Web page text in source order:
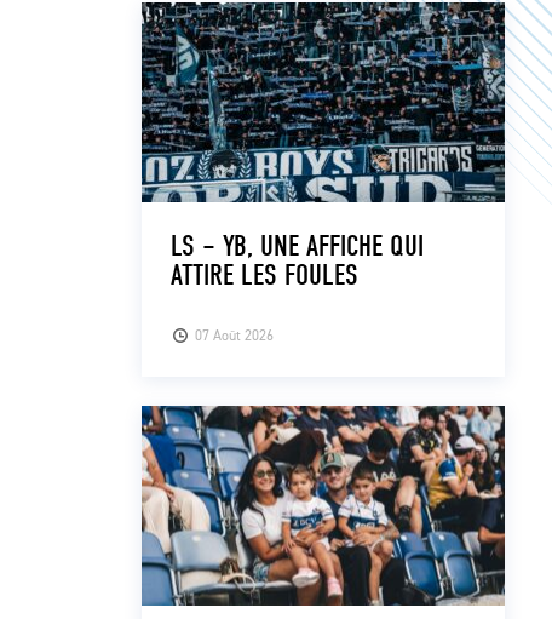
07 Août 2026
LS – YB, UNE AFFICHE QUI
ATTIRE LES FOULES